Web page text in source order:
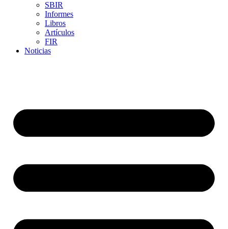
SBIR
Informes
Libros
Artículos
FIR
Noticias